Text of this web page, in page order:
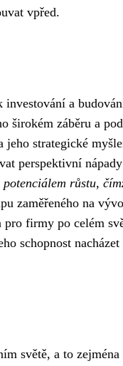
vpřed.
a
širokém záběru a
jeho strategické
perspektivní
růstu,
zaměřeného na
pro firmy po celém
schopnost
světě, a to